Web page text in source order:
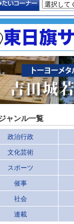
ャンル一覧
政治行政
文化芸術
スポーツ
催事
社会
連載